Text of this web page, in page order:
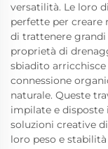
versatilità. Le loro
perfette per
di trattenere
proprietà di
sbiadito
connessione
naturale. Queste
impilate e disposte
soluzioni creative
loro peso e